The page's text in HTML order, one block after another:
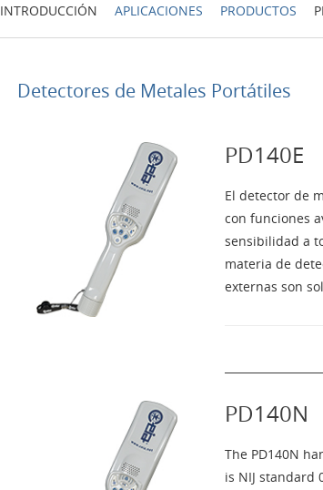
INTRODUCCIÓN APLICACIONES PRODUCTOS
Detectores de Metales Portátiles
PD140E
El detector de
con funciones
sensibilidad a
materia de
externas son
PD140N
The PD140N
is NIJ standard